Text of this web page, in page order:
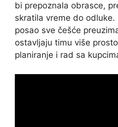
bi prepoznala obrasce,
skratila vreme do
posao sve češće
ostavljaju timu više
planiranje i rad sa